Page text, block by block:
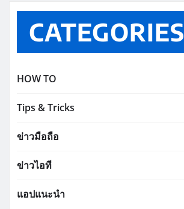
CATEGORIES
HOW TO
Tips & Tricks
ข่าวมือถือ
ข่าวไอที
แอปแนะนำ